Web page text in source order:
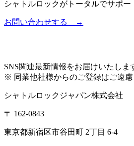
シャトルロックがトータルでサポー
お問い合わせする →
SNS関連最新情報をお届けいたしま
※ 同業他社様からのご登録はご遠慮
シャトルロックジャパン株式会社
〒 162-0843
東京都新宿区市谷田町 2丁目 6-4